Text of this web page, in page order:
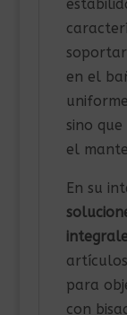
en el
sino
el
En su
para
con